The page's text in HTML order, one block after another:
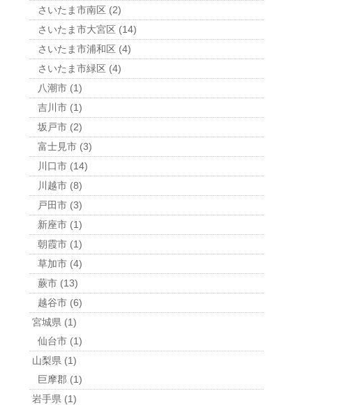
さいたま市南区 (2)
さいたま市大宮区 (14)
さいたま市浦和区 (4)
さいたま市緑区 (4)
八潮市 (1)
吉川市 (1)
坂戸市 (2)
富士見市 (3)
川口市 (14)
川越市 (8)
戸田市 (3)
新座市 (1)
朝霞市 (1)
草加市 (4)
蕨市 (13)
越谷市 (6)
宮城県 (1)
仙台市 (1)
山梨県 (1)
巨摩郡 (1)
岩手県 (1)